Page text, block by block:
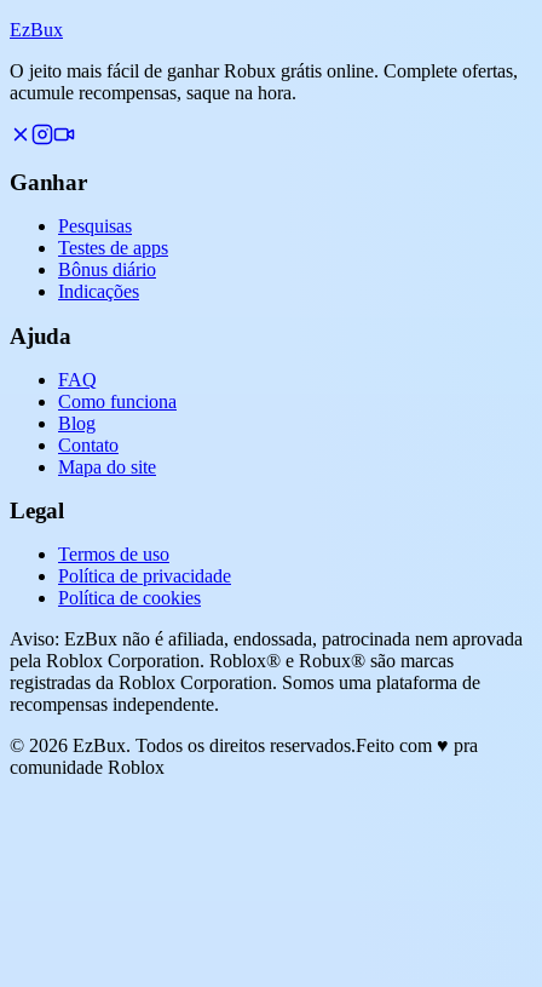
EzBux
O jeito mais fácil de ganhar Robux grátis online. Complete ofertas,
acumule recompensas, saque na hora.
Ganhar
Pesquisas
Testes de apps
Bônus diário
Indicações
Ajuda
FAQ
Como funciona
Blog
Contato
Mapa do site
Legal
Termos de uso
Política de privacidade
Política de cookies
Aviso: EzBux não é afiliada, endossada, patrocinada nem aprovada
pela Roblox Corporation. Roblox® e Robux® são marcas
registradas da Roblox Corporation. Somos uma plataforma de
recompensas independente.
© 2026 EzBux. Todos os direitos reservados.Feito com ♥ pra
comunidade Roblox